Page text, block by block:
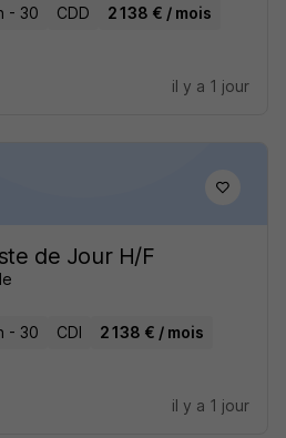
- 30 CDD 2 138 € / mois
il y a 1 jour
de Jour H/F
- 30 CDI 2 138 € / mois
il y a 1 jour